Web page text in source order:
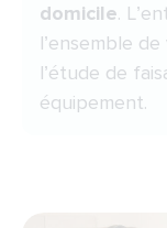
domicile.
l’ensemble
l’étude de
équipement.